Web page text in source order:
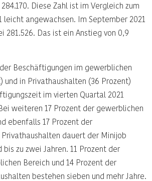
Diese Zahl ist im Vergleich zum
leicht angewachsen. Im September 2021
281.526. Das ist ein Anstieg von 0,9
Beschäftigungen im gewerblichen
und in Privathaushalten (36 Prozent)
im vierten Quartal 2021
weiteren 17 Prozent der gewerblichen
ebenfalls 17 Prozent der
dauert der Minijob
bis zu zwei Jahren. 11 Prozent der
Bereich und 14 Prozent der
bestehen sieben und mehr Jahre.